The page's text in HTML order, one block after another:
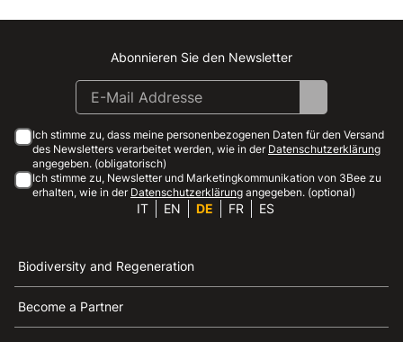
Instagram
Facebook
Linkedin
Youtube
Abonnieren Sie den Newsletter
Ich stimme zu, dass meine personenbezogenen Daten für den Versand
des Newsletters verarbeitet werden, wie in der Datenschutzerklärung
angegeben. (obligatorisch)
Ich stimme zu, Newsletter und Marketingkommunikation von 3Bee zu
erhalten, wie in der Datenschutzerklärung angegeben. (optional)
IT EN DE FR ES
Biodiversity and Regeneration
Become a Partner